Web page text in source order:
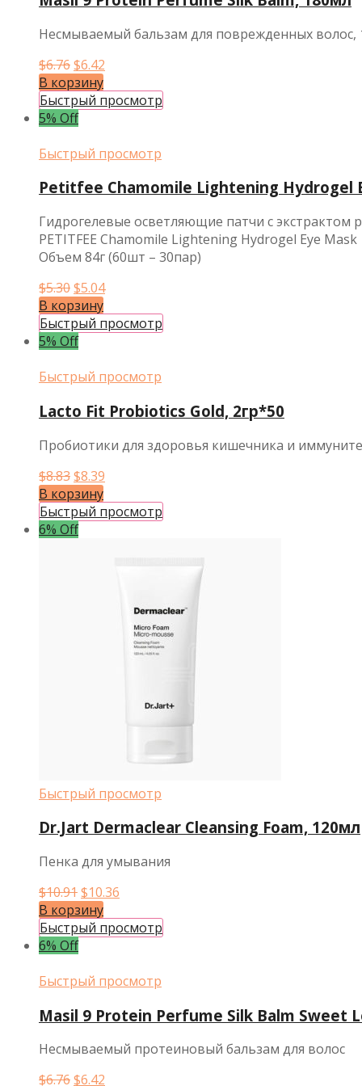
Несмываемый бальзам для поврежденных волос,
$6.76Первоначальная
цена
составляла
$6.76.
$6.42
$6.42.
В корзину
Быстрый просмотр
5% Off
Быстрый просмотр
Petitfee Chamomile Lightening Hydrogel
Гидрогелевые осветляющие патчи с экстрактом
PETITFEE Chamomile Lightening Hydrogel Eye Mask
Объем 84г (60шт – 30пар)
$5.30Первоначальная
цена
составляла
$5.30.
$5.04Текущая
$5.04.
В корзину
Быстрый просмотр
5% Off
Быстрый просмотр
Lacto Fit Probiotics Gold, 2гр*50
Пробиотики для здоровья кишечника и
$8.83Первоначальная
цена
составляла
$8.83.
$8.39
$8.39.
В корзину
Быстрый просмотр
6% Off
Быстрый просмотр
Dr.Jart Dermaclear Cleansing Foam, 120мл
Пенка для умывания
$10.91Первоначальная
цена
составляла
$10.36
$10.36.
В корзину
Быстрый просмотр
6% Off
Быстрый просмотр
Masil 9 Protein Perfume Silk Balm Sweet
Несмываемый протеиновый бальзам для волос
$6.76Первоначальная
$6.42